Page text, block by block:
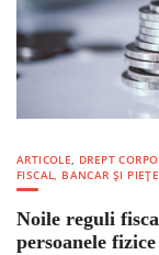
ARTICOLE, DREPT
FISCAL, BANCAR ȘI
Noile reguli
persoanele